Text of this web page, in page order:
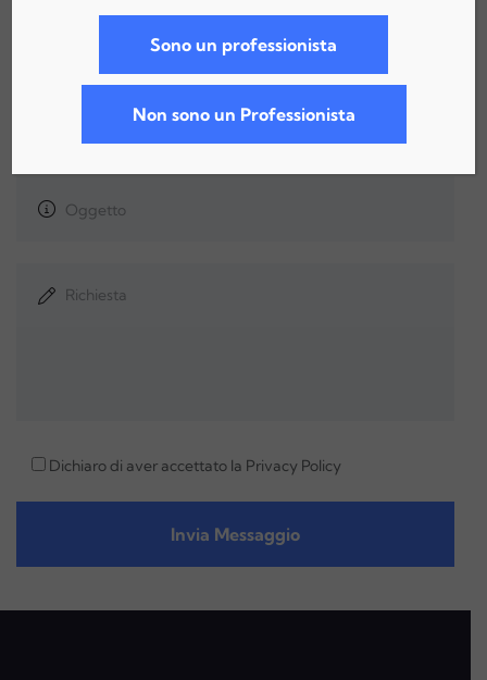
Dichiaro di aver accettato la Privacy Policy
Sono un professionista
Non sono un Professionista